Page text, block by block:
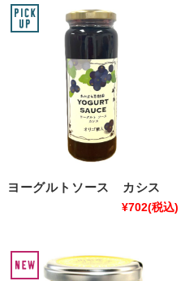
ヨーグルトソース カシス
¥702(税込)